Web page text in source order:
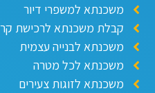
משכנתא למשפרי דיור
קבלת משכנתא לרכישת קרקע
משכנתא לבנייה עצמית
משכנתא לכל מטרה
משכנתא לזוגות צעירים